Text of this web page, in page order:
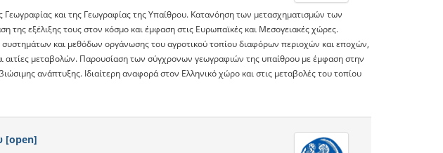
και της Γεωγραφίας της Υπαίθρου. Κατανόηση των μετασχηματισμών των
της εξέλιξης τους στον κόσμο και έμφαση στις Ευρωπαϊκές και Μεσογειακές χώρες.
συστημάτων και μεθόδων οργάνωσης του αγροτικού τοπίου διαφόρων περιοχών και εποχών,
αιτίες μεταβολών. Παρουσίαση των σύγχρονων γεωγραφιών της υπαίθρου με έμφαση στην
ανάπτυξης. Ιδιαίτερη αναφορά στον Ελληνικό χώρο και στις μεταβολές του τοπίου
[open]